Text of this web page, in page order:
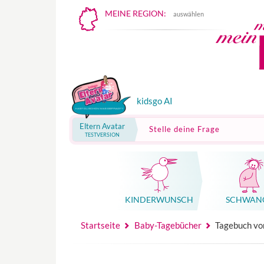
MEINE REGION: auswählen
kidsgo AI
Eltern Avatar
TESTVERSION
Stelle deine Frage
KINDER­WUNSCH
Startseite Baby-Tagebücher Tagebuch